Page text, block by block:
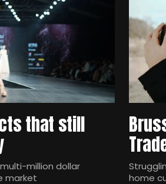
that still
million dollar
market
home